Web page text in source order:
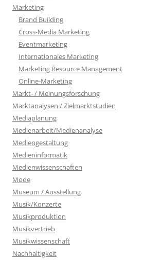
Marketing
Brand Building
Cross-Media Marketing
Eventmarketing
Internationales Marketing
Marketing Resource Management
Online-Marketing
Markt- / Meinungsforschung
Marktanalysen / Zielmarktstudien
Mediaplanung
Medienarbeit/Medienanalyse
Mediengestaltung
Medieninformatik
Medienwissenschaften
Mode
Museum / Ausstellung
Musik/Konzerte
Musikproduktion
Musikvertrieb
Musikwissenschaft
Nachhaltigkeit